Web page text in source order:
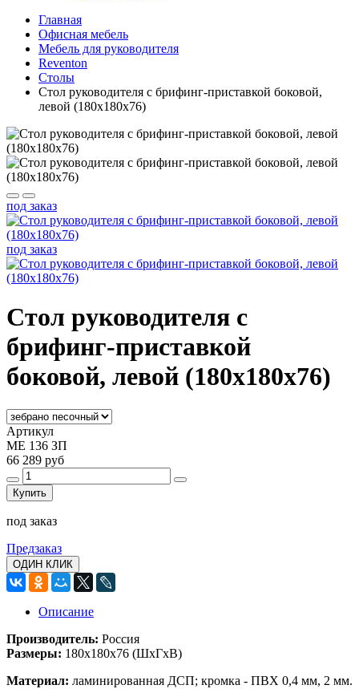
Главная
Офисная мебель
Мебель для руководителя
Reventon
Столы
Стол руководителя с брифинг-приставкой боковой,
левой (180x180x76)
под заказ
под заказ
Стол руководителя с
брифинг-приставкой
боковой, левой (180x180x76)
Артикул
МЕ 136 ЗП
66 289 руб
Купить
под заказ
Предзаказ
ОДИН КЛИК
Описание
Производитель: Россия
Размеры: 180x180x76 (ШхГхВ)
Материал: ламинированная ДСП; кромка - ПВХ 0,4 мм, 2 мм.